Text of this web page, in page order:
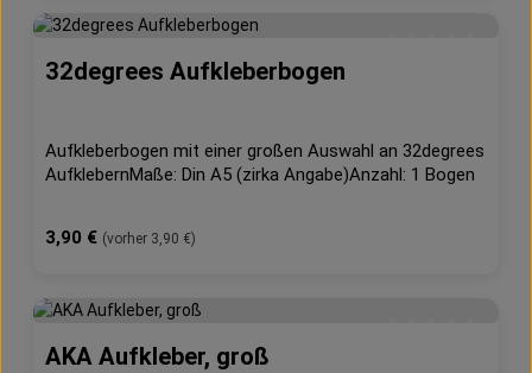
32degrees Aufkleberbogen
Aufkleberbogen mit einer großen Auswahl an 32degrees
AufklebernMaße: Din A5 (zirka Angabe)Anzahl: 1 Bogen
Regulärer Preis:
3,90 € (vorher 3,90 €)
AKA Aufkleber, groß